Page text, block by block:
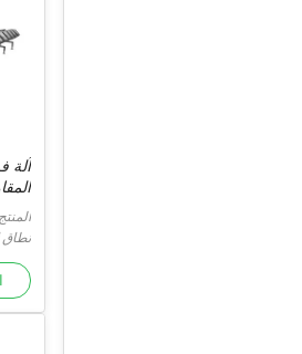
آلة فرز
المقاوم
المنتج:
نطاق الوزن: 10 جم ~ 1،000